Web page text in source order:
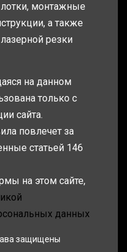
монтажные
а также
резки
на данном
только с
сайта.
повлечет за
статьей 146
на этом сайте,
данных
защищены